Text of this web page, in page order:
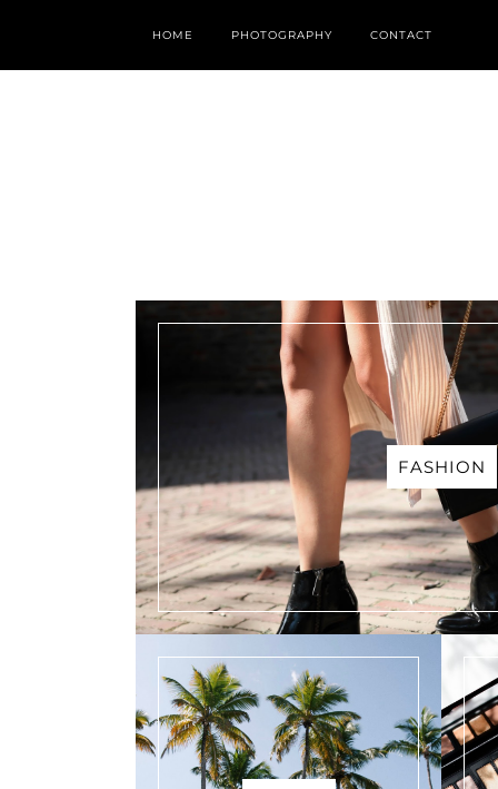
HOME PHOTOGRAPHY CONTACT
FASHION